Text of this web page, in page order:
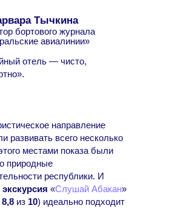
Тычкина
бортового журнала
авиалинии»
отель — чисто,
направление
развивать всего несколько
местами показа были
природные
республики. И
«Слушай Абакан»
8,8 из 10) идеально подходит